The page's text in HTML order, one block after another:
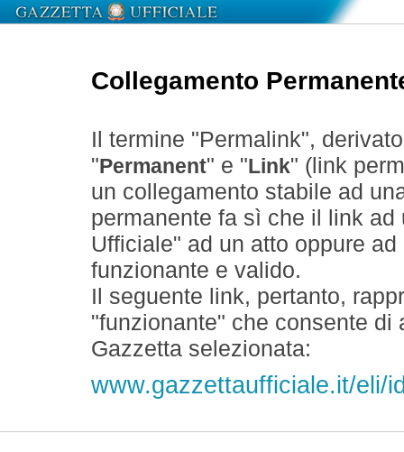
Collegamento
Il termine "Permalink",
" Permanent" e " Link" (link
un collegamento stabile ad
permanente fa sì che il link
Ufficiale" ad un atto oppure
funzionante e valido.
Il seguente link, pertanto,
"funzionante" che consente
Gazzetta selezionata:
www.gazzettaufficiale.it/eli/